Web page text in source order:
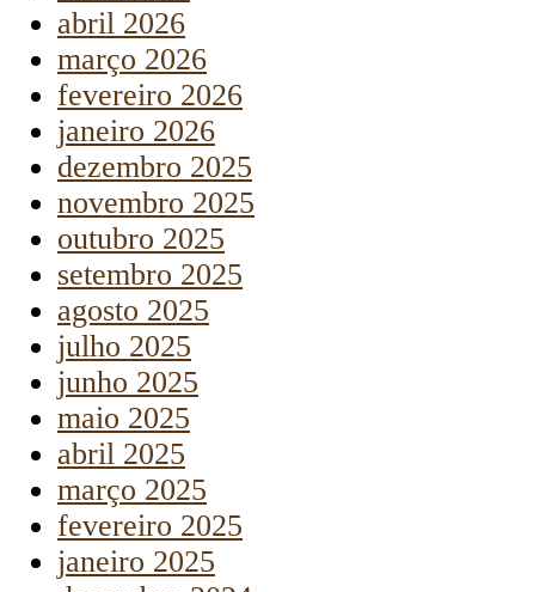
abril 2026
março 2026
fevereiro 2026
janeiro 2026
dezembro 2025
novembro 2025
outubro 2025
setembro 2025
agosto 2025
julho 2025
junho 2025
maio 2025
abril 2025
março 2025
fevereiro 2025
janeiro 2025